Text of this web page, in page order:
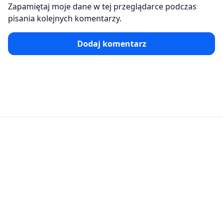
Zapamiętaj moje dane w tej przeglądarce podczas
pisania kolejnych komentarzy.
Dodaj komentarz